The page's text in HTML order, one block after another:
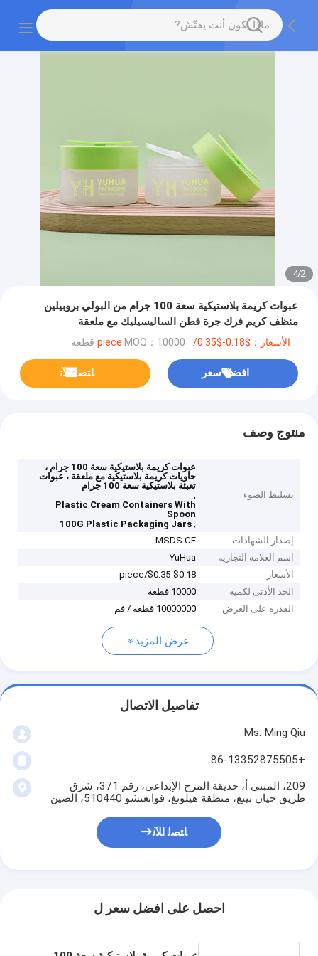
2
/
4
عبوات كريمة بلاستيكية سعة 100 جرام من البولي بروبيلين
منظف كريم فرك جرة قطن الساليسيليك مع ملعقة
الأسعار：$0.18-$0.35/piece MOQ：10000 قطعة
افضل سعر ﺎﺘﺼﻟ ﺍﻶﻧ
منتوج وصف
تسليط الضوء
عبوات كريمة بلاستيكية سعة 100 جرام ،
حاويات كريمة بلاستيكية مع ملعقة ، عبوات
تعبئة بلاستيكية سعة 100 جرام
,
Plastic Cream Containers With
Spoon
,
100G Plastic Packaging Jars
إصدار الشهادات
MSDS CE
اسم العلامة التجارية
YuHua
الأسعار
$0.18-$0.35/piece
الحد الأدنى لكمية
10000 قطعة
القدرة على العرض
10000000 قطعة / فم
عرض المزيد
تفاصيل الاتصال
Ms. Ming Qiu
+86-13352875505
209، المبنى أ، حديقة المرح الإبداعي، رقم 371، شرق
طريق جيان بينغ، منطقة هيلونغ، قوانغتشو 510440، الصين
ﺎﺘﺼﻟ ﺍﻶﻧ
احصل على افضل سعر ل